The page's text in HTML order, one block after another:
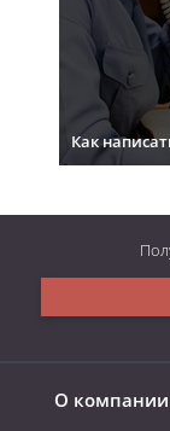
Как
О компании